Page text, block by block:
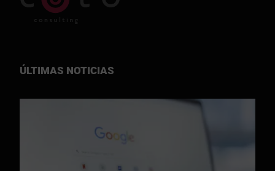
ÚLTIMAS NOTICIAS